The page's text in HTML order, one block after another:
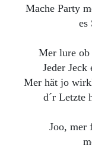
Mache Party
es
Mer lure ob
Jeder
Mer hät jo
d´r Letzte
Joo, mer